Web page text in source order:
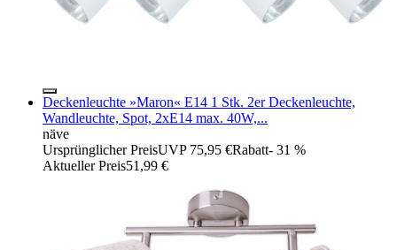
Deckenleuchte »Maron« E14 1 Stk. 2er Deckenleuchte,
Wandleuchte, Spot, 2xE14 max. 40W,...
näve
Ursprünglicher PreisUVP 75,95 €Rabatt- 31 %
Aktueller Preis51,99 €